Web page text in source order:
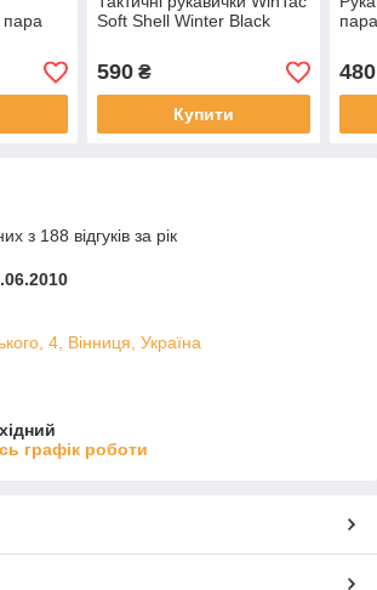
пара
Soft Shell Winter Black
590₴
Купити
480
з 188 відгуків за рік
4, Вінниця, Україна
графік роботи